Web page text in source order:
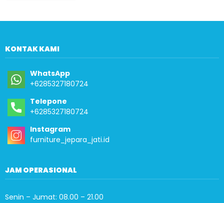
KONTAK KAMI
WhatsApp
+6285327180724
Telepone
+6285327180724
Instagram
furniture_jepara_jati.id
JAM OPERASIONAL
Senin – Jumat: 08.00 – 21.00